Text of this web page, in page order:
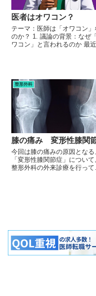
医者はオワコン？
テーマ：医師は「オワコン」
のか？ 1. 議論の背景：なぜ
ワコン」と言われるのか 最近
以下の通りです 。 収...
整形外科
膝の痛み 変形性膝関
今回は膝の痛みの原因となる
「変形性膝関節症」について
整形外科の外来診療を行って